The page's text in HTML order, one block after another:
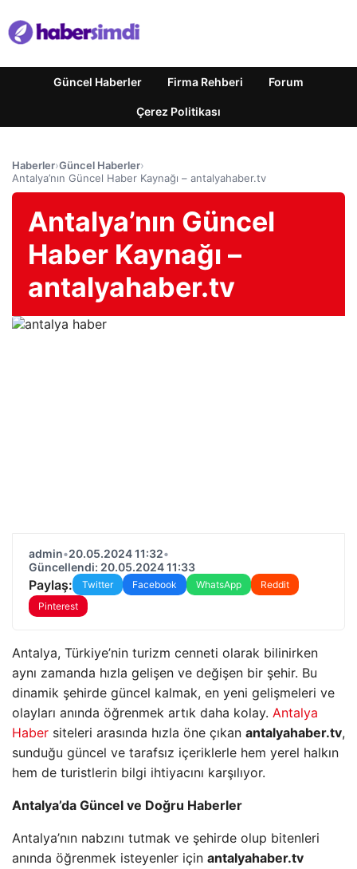
Güncel Haberler Firma Rehberi Forum
Çerez Politikası
Haberler›Güncel Haberler›
Antalya’nın Güncel Haber Kaynağı – antalyahaber.tv
Antalya’nın Güncel
Haber Kaynağı –
antalyahaber.tv
admin•20.05.2024 11:32•
Güncellendi: 20.05.2024 11:33
Paylaş: Twitter Facebook WhatsApp
Reddit
Pinterest
Antalya, Türkiye’nin turizm cenneti olarak bilinirken
aynı zamanda hızla gelişen ve değişen bir şehir. Bu
dinamik şehirde güncel kalmak, en yeni gelişmeleri ve
olayları anında öğrenmek artık daha kolay. Antalya
Haber siteleri arasında hızla öne çıkan antalyahaber.tv,
sunduğu güncel ve tarafsız içeriklerle hem yerel halkın
hem de turistlerin bilgi ihtiyacını karşılıyor.
Antalya’da Güncel ve Doğru Haberler
Antalya’nın nabzını tutmak ve şehirde olup bitenleri
anında öğrenmek isteyenler için antalyahaber.tv